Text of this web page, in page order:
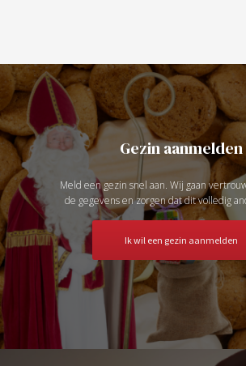
Gezin aanmelden
Meld een gezin snel aan. Wij gaan
de gegevens en zorgen dat dit volledig
Ik wil een gezin aanmelden